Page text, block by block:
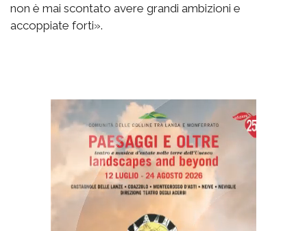
non è mai scontato avere grandi ambizioni e
accoppiate forti».